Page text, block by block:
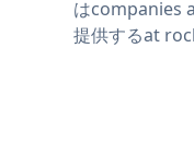
はcompanies
提供するat